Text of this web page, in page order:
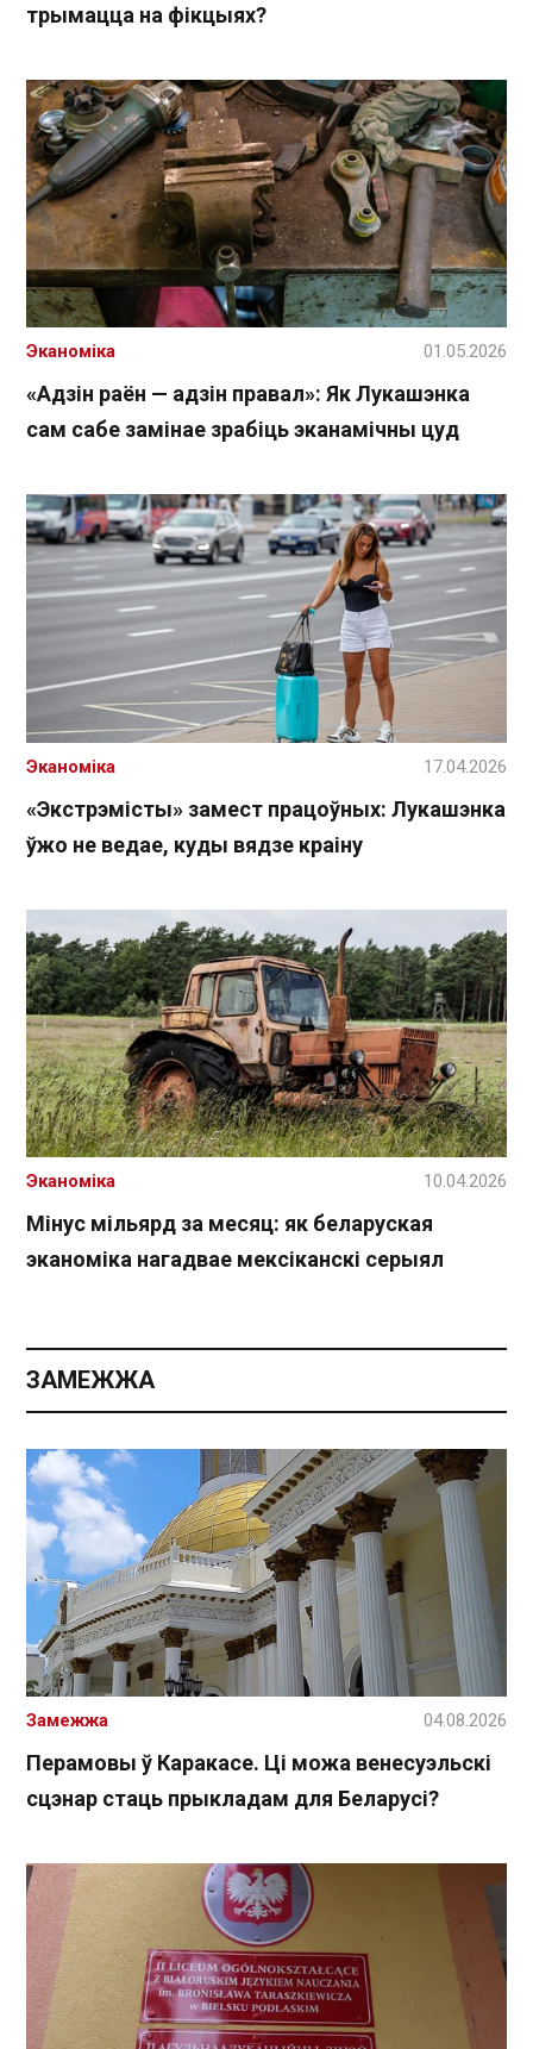
трымацца на фікцыях?
«Адзін раён — адзін правал»: Як Лукашэнка
сам сабе замінае зрабіць эканамічны цуд
Эканоміка 01.05.2026
«Экстрэмісты» замест працоўных: Лукашэнка
ўжо не ведае, куды вядзе краіну
Эканоміка 17.04.2026
Мінус мільярд за месяц: як беларуская
эканоміка нагадвае мексіканскі серыял
Эканоміка 10.04.2026
ЗАМЕЖЖА
Перамовы ў Каракасе. Ці можа венесуэльскі
сцэнар стаць прыкладам для Беларусі?
Замежжа 04.08.2026